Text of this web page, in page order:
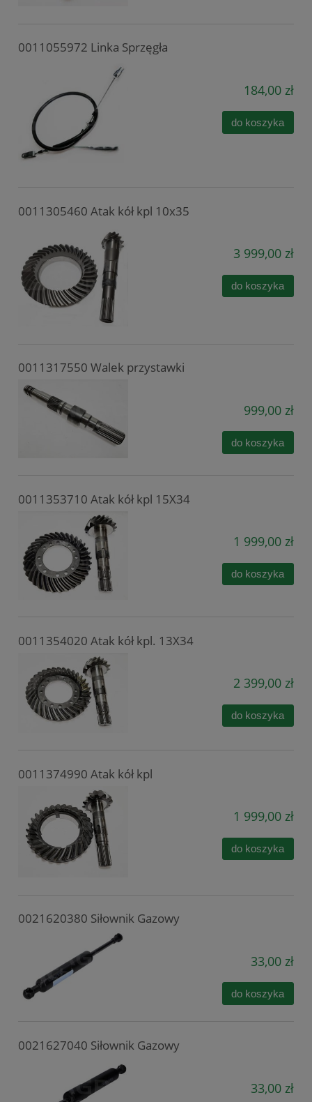
0011055972 Linka Sprzęgła
184,00 zł
do koszyka
0011305460 Atak kół kpl 10x35
3 999,00 zł
do koszyka
0011317550 Walek przystawki
999,00 zł
do koszyka
0011353710 Atak kół kpl 15X34
1 999,00 zł
do koszyka
0011354020 Atak kół kpl. 13X34
2 399,00 zł
do koszyka
0011374990 Atak kół kpl
1 999,00 zł
do koszyka
0021620380 Siłownik Gazowy
33,00 zł
do koszyka
0021627040 Siłownik Gazowy
33,00 zł